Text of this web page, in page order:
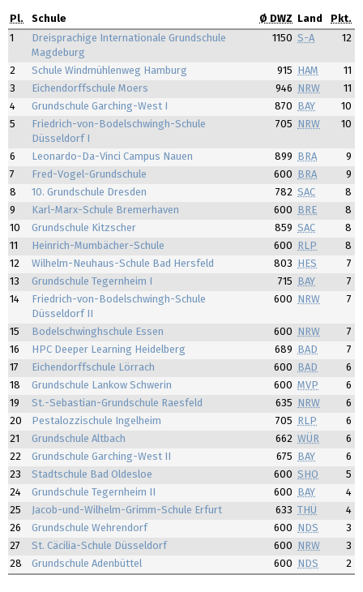
Pl. Schule Ø DWZ Land
Pkt.
1
Dreisprachige Internationale Grundschule
Magdeburg
1150 S-A 12
2 Schule Windmühlenweg Hamburg 915 HAM
11
3
Eichendorffschule Moers 946 NRW
11
4
Grundschule Garching-West I 870 BAY
10
5
Friedrich-von-Bodelschwingh-Schule
Düsseldorf I
705 NRW 10
6 Leonardo-Da-Vinci Campus Nauen 899 BRA
9
7
Fred-Vogel-Grundschule 600 BRA
9
8
10. Grundschule Dresden 782 SAC
8
9
Karl-Marx-Schule Bremerhaven 600 BRE
8
10
Grundschule Kitzscher 859 SAC
8
11
Heinrich-Mumbächer-Schule 600 RLP
8
12
Wilhelm-Neuhaus-Schule Bad Hersfeld 803 HES
7
13
Grundschule Tegernheim I 715 BAY
7
14
Friedrich-von-Bodelschwingh-Schule
Düsseldorf II
600 NRW 7
15 Bodelschwinghschule Essen 600 NRW
7
16
HPC Deeper Learning Heidelberg 689 BAD
7
17
Eichendorffschule Lörrach 600 BAD
6
18
Grundschule Lankow Schwerin 600 MVP
6
19
St.-Sebastian-Grundschule Raesfeld 635 NRW
6
20
Pestalozzischule Ingelheim 705 RLP
6
21
Grundschule Altbach 662 WÜR
6
22
Grundschule Garching-West II 675 BAY
6
23
Stadtschule Bad Oldesloe 600 SHO
5
24
Grundschule Tegernheim II 600 BAY
4
25
Jacob-und-Wilhelm-Grimm-Schule Erfurt 633 THÜ
4
26
Grundschule Wehrendorf 600 NDS
3
27
St. Cäcilia-Schule Düsseldorf 600 NRW
3
28
Grundschule Adenbüttel 600 NDS 2